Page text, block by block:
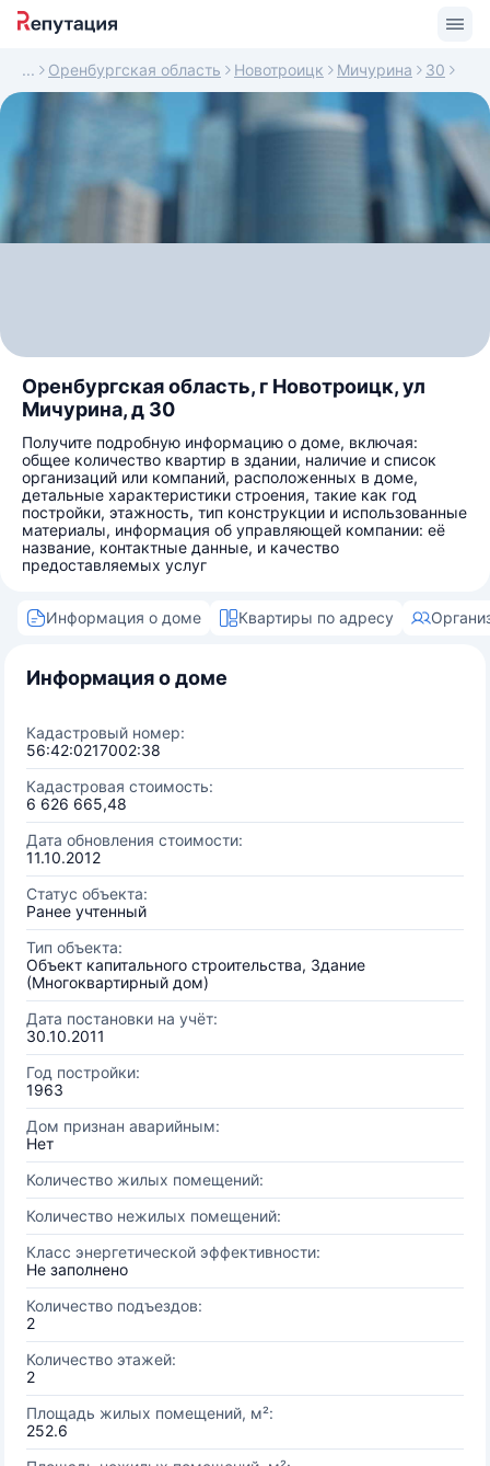
Оренбургская область Новотроицк Мичурина 30
Оренбургская область, г Новотроицк, ул
Мичурина, д 30
Получите подробную информацию о доме, включая:
общее количество квартир в здании, наличие и список
организаций или компаний, расположенных в доме,
детальные характеристики строения, такие как год
постройки, этажность, тип конструкции и использованные
материалы, информация об управляющей компании: её
название, контактные данные, и качество
предоставляемых услуг
Информация о доме Квартиры по адресу
Информация о доме
Кадастровый номер:
56:42:0217002:38
Кадастровая стоимость:
6 626 665,48
Дата обновления стоимости:
11.10.2012
Статус объекта:
Ранее учтенный
Тип объекта:
Объект капитального строительства, Здание
(Многоквартирный дом)
Дата постановки на учёт:
30.10.2011
Год постройки:
1963
Дом признан аварийным:
Нет
Количество жилых помещений:
Количество нежилых помещений:
Класс энергетической эффективности:
Не заполнено
Количество подъездов:
2
Количество этажей:
2
Площадь жилых помещений, м²:
252.6